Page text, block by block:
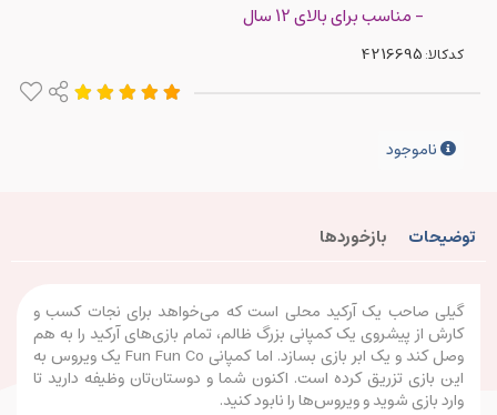
- مناسب برای بالای 12 سال
کدکالا:
ناموجود
توضیحات بازخوردها
گیلی صاحب یک آرکید محلی است که می‌خواهد برای نجات کسب و
کارش از پیشروی یک کمپانی بزرگ ظالم، تمام بازی‌های آرکید را به هم
وصل کند و یک ابر بازی بسازد. اما کمپانی Fun Fun Co یک ویروس به
این بازی تزریق کرده است. اکنون شما و دوستان‌تان وظیفه دارید تا
وارد بازی شوید و ویروس‌ها را نابود کنید.